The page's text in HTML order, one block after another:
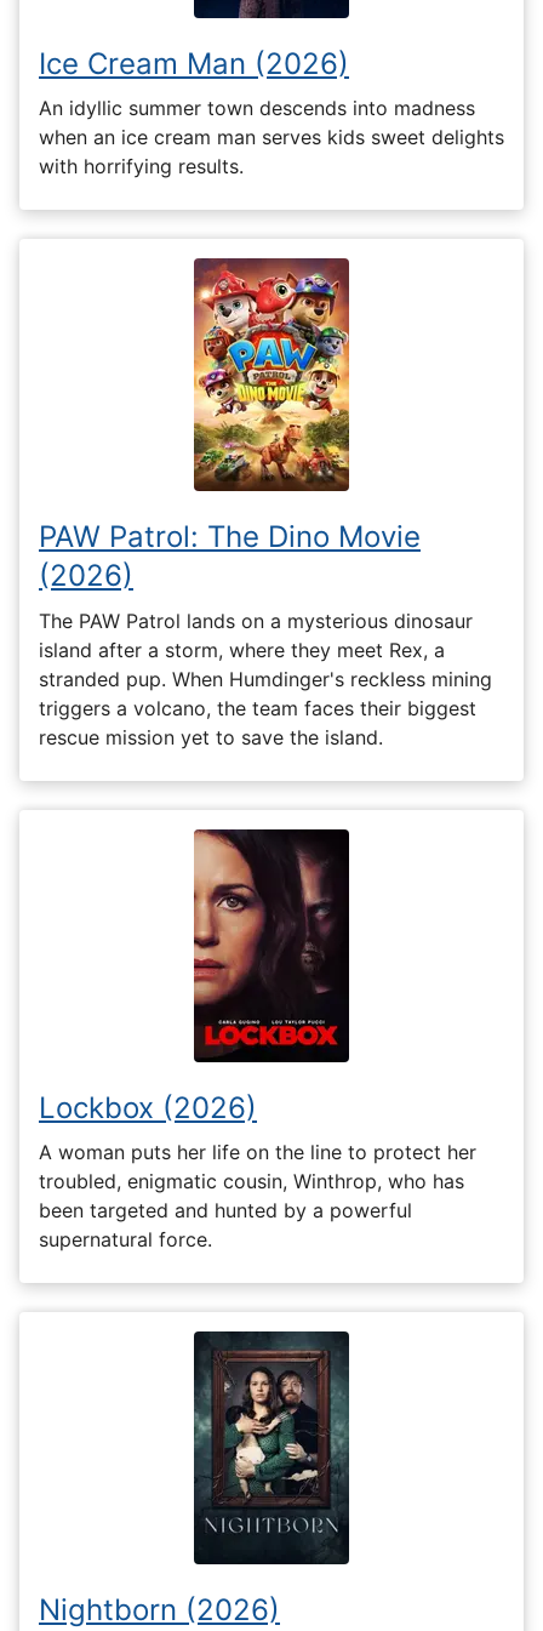
Ice Cream Man (2026)
An idyllic summer town descends into madness
when an ice cream man serves kids sweet delights
with horrifying results.
PAW Patrol: The Dino Movie
(2026)
The PAW Patrol lands on a mysterious dinosaur
island after a storm, where they meet Rex, a
stranded pup. When Humdinger's reckless mining
triggers a volcano, the team faces their biggest
rescue mission yet to save the island.
Lockbox (2026)
A woman puts her life on the line to protect her
troubled, enigmatic cousin, Winthrop, who has
been targeted and hunted by a powerful
supernatural force.
Nightborn (2026)